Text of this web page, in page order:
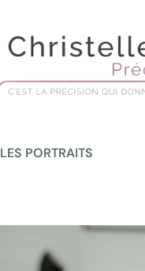
LES PORTRAITS